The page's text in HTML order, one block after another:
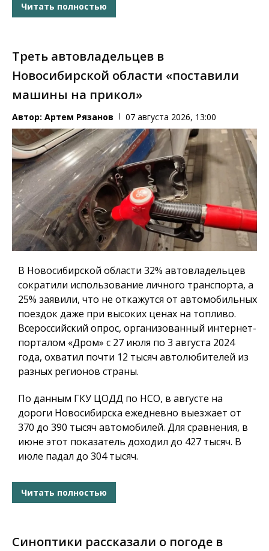
Читать полностью
Треть автовладельцев в
Новосибирской области «поставили
машины на прикол»
Автор: Артем Рязанов 07 августа 2026, 13:00
В Новосибирской области 32% автовладельцев
сократили использование личного транспорта, а
25% заявили, что не откажутся от автомобильных
поездок даже при высоких ценах на топливо.
Всероссийский опрос, организованный интернет-
порталом «Дром» с 27 июля по 3 августа 2024
года, охватил почти 12 тысяч автолюбителей из
разных регионов страны.
По данным ГКУ ЦОДД по НСО, в августе на
дороги Новосибирска ежедневно выезжает от
370 до 390 тысяч автомобилей. Для сравнения, в
июне этот показатель доходил до 427 тысяч. В
июле падал до 304 тысяч.
Читать полностью
Синоптики рассказали о погоде в